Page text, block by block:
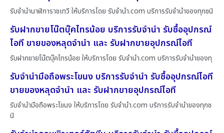
รับจำนำนาฬิการาชเทวี ให้บริการโดย รับจํานํา.com บริการรับจำนำของทุกชนิ
รับฝากขายโน๊ตบุ๊คไทรน้อย บริการรับจำนำ รับซื้ออุปกรณ์
ไอที ขายของหลุดจำนำ และ รับฝากขายอุปกรณ์ไอที
รับฝากขายโน๊ตบุ๊คไทรน้อย ให้บริการโดย รับจํานํา.com บริการรับจำนำของทุ
รับจำนำมือถือพระโขนง บริการรับจำนำ รับซื้ออุปกรณ์ไอที
ขายของหลุดจำนำ และ รับฝากขายอุปกรณ์ไอที
รับจำนำมือถือพระโขนง ให้บริการโดย รับจํานํา.com บริการรับจำนำของทุกช
นิ